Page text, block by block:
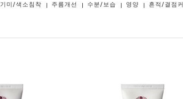
기미/색소침착 주름개선 수분/보습 영양 흔적/결점